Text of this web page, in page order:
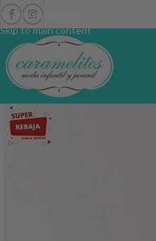
Skip to navigation
Skip to main content
-50%